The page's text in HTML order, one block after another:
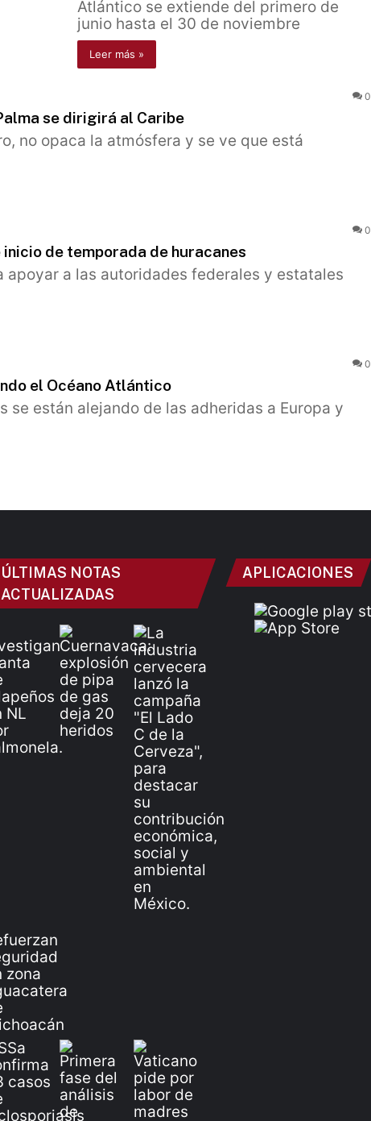
Atlántico se extiende del primero de
junio hasta el 30 de noviembre
Leer más »
0
se dirigirá al Caribe
no opaca la atmósfera y se ve que está
0
de temporada de huracanes
apoyar a las autoridades federales y estatales
0
el Océano Atlántico
se están alejando de las adheridas a Europa y
ÚLTIMAS NOTAS
ACTUALIZADAS
APLICACIONES